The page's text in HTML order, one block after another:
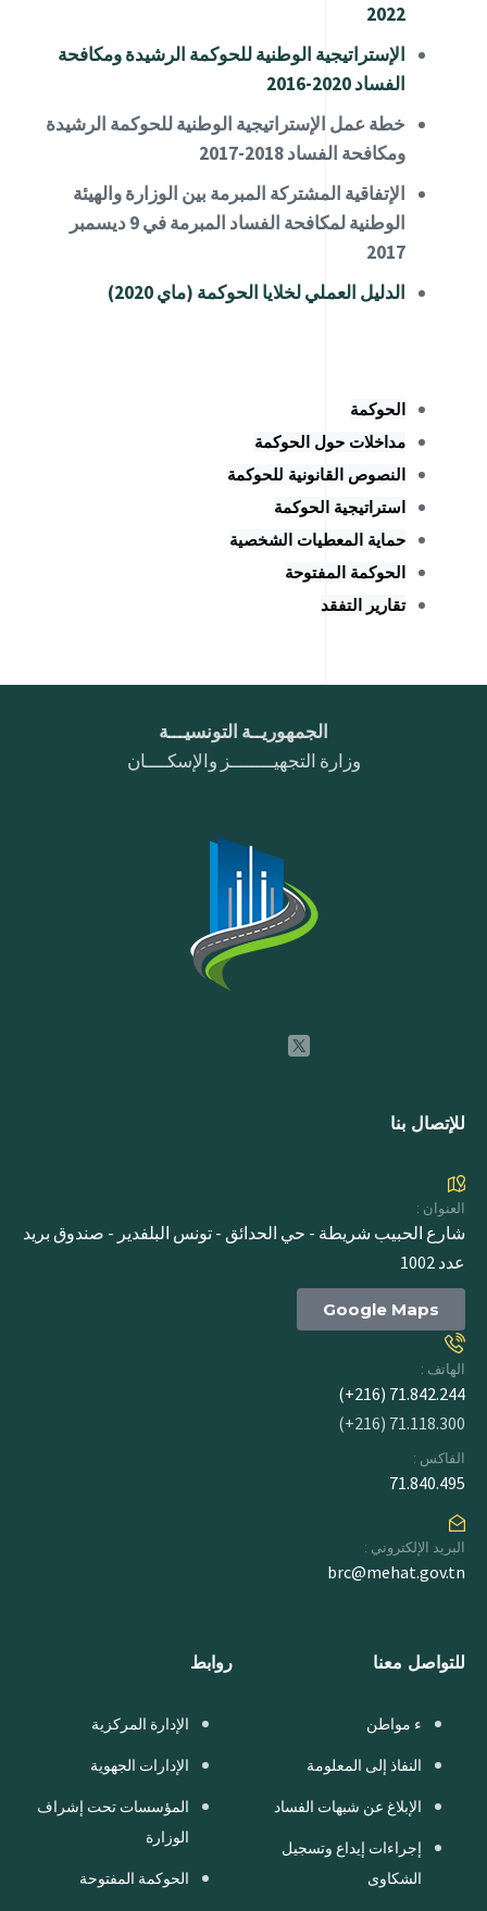
الحوكمة
مداخلات حول الحوكمة
النصوص القانونية للحوكمة
استراتيجية الحوكمة
حماية المعطيات الشخصية
الحوكمة المفتوحة
تقارير التفقد
2022
الإستراتيجية الوطنية للحوكمة الرشيدة ومكافحة
الفساد 2020-2016
خطة عمل الإستراتيجية الوطنية للحوكمة الرشيدة
ومكافحة الفساد 2018-2017
الإتفاقية المشتركة المبرمة بين الوزارة والهيئة
الوطنية لمكافحة الفساد المبرمة في 9 ديسمبر
2017
الدليل العملي لخلايا الحوكمة (ماي 2020)
الجمهوريــة التونسيـــة
وزارة التجهيــــــــز والإسكــــان
للإتصال بنا
العنوان :
شارع الحبيب شريطة - حي الحدائق - تونس البلفدير - صندوق بريد
عدد 1002
Google Maps
الهاتف :
71.842.244 (216+)
71.118.300 (216+)
الفاكس :
71.840.495
البريد الإلكتروني :
brc@mehat.gov.tn
للتواصل معنا
ء مواطن
النفاذ إلى المعلومة
الإبلاغ عن شبهات الفساد
إجراءات إيداع وتسجيل
الشكاوى
روابط
الإدارة المركزية
الإدارات الجهوية
المؤسسات تحت إشراف
الوزارة
الحوكمة المفتوحة